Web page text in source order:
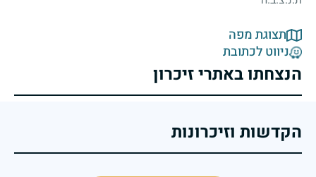
תצוגת מפה
ניווט לכתובת
הנצחתו באתרי זיכרון
הקדשות וזיכרונות